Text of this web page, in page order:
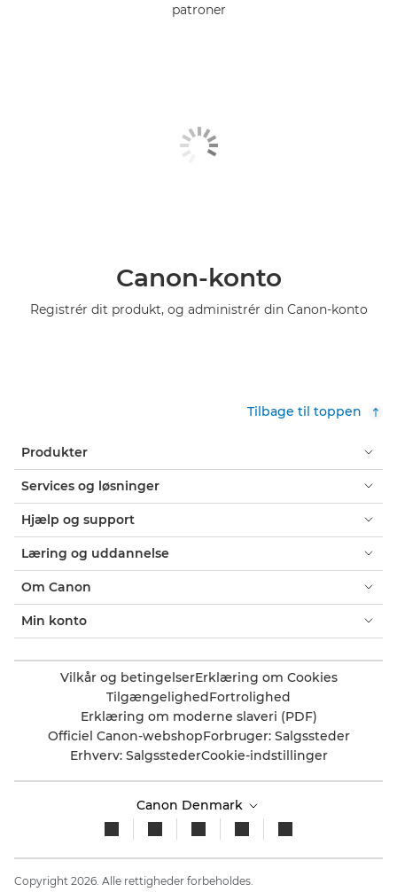
patroner
Canon-konto
Registrér dit produkt, og administrér din Canon-konto
Tilbage til toppen
Produkter
Services og løsninger
Hjælp og support
Læring og uddannelse
Om Canon
Min konto
Vilkår og betingelserErklæring om Cookies
TilgængelighedFortrolighed
Erklæring om moderne slaveri (PDF)
Officiel Canon-webshopForbruger: Salgssteder
Erhverv: SalgsstederCookie-indstillinger
Canon Denmark
Copyright 2026. Alle rettigheder forbeholdes.